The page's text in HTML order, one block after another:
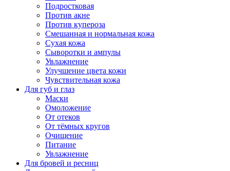
Подростковая
Против акне
Против купероза
Смешанная и нормальная кожа
Сухая кожа
Сыворотки и ампулы
Увлажнение
Улучшение цвета кожи
Чувствительная кожа
Для губ и глаз
Маски
Омоложение
От отеков
От тёмных кругов
Очищение
Питание
Увлажнение
Для бровей и ресниц